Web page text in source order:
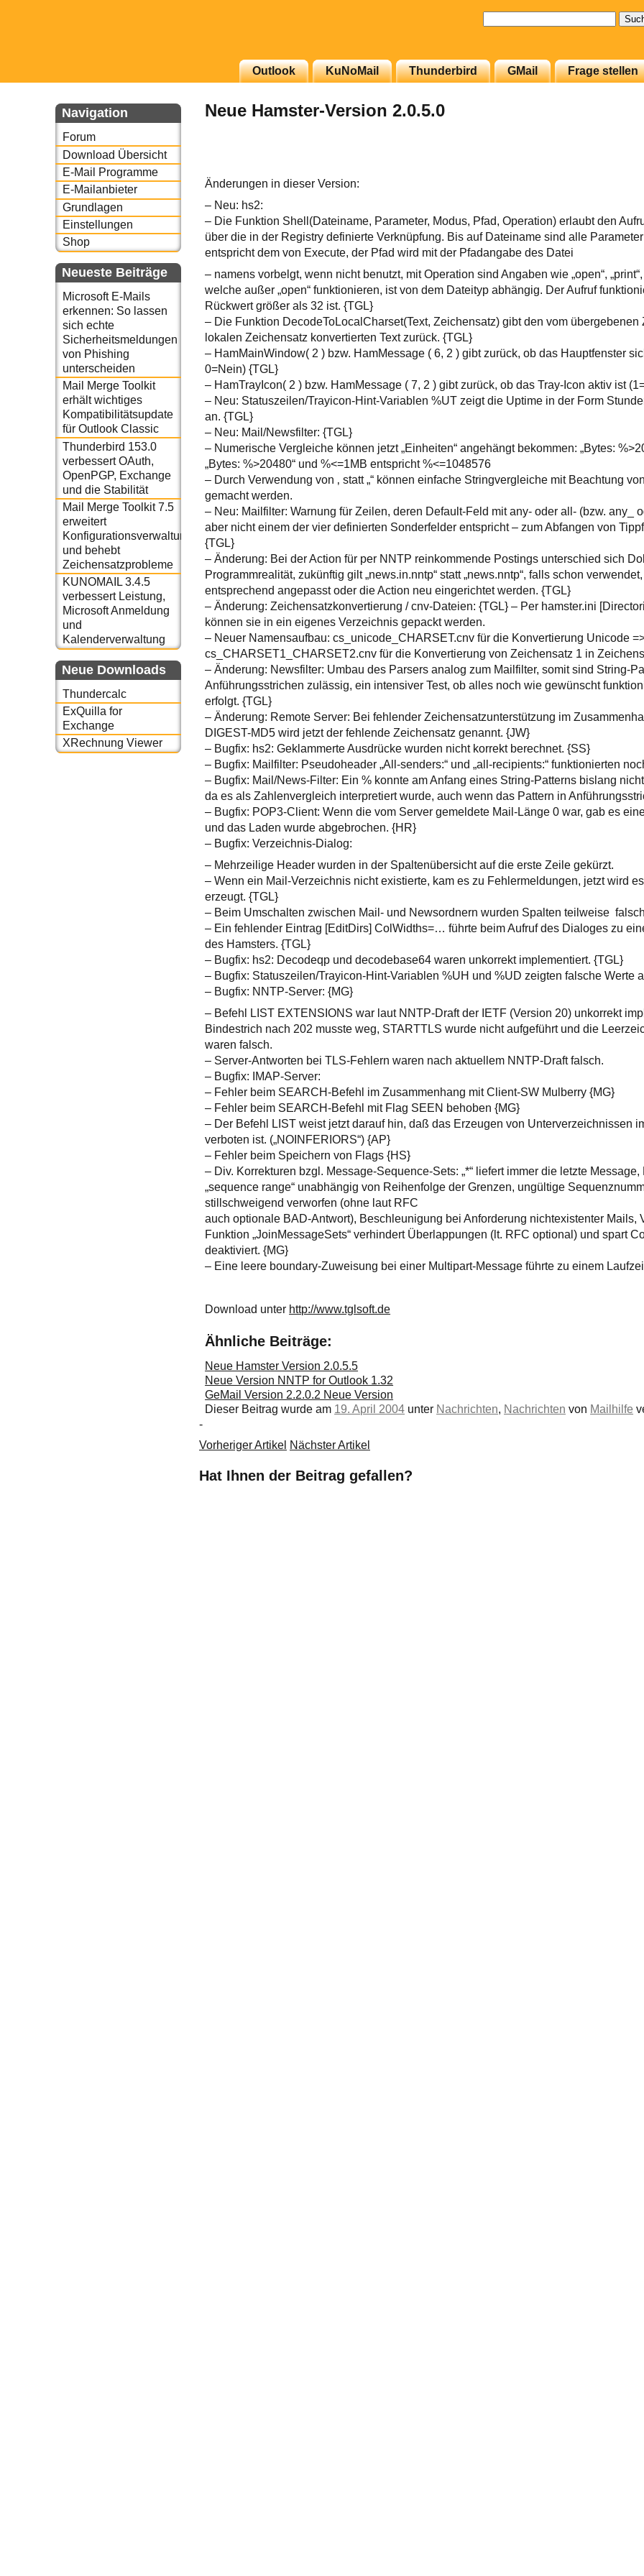
Outlook KuNoMail Thunderbird GMail Frage stellen
Navigation
Forum
Download Übersicht
E-Mail Programme
E-Mailanbieter
Grundlagen
Einstellungen
Shop
Neueste Beiträge
Microsoft E-Mails
erkennen: So lassen
sich echte
Sicherheitsmeldungen
von Phishing
unterscheiden
Mail Merge Toolkit
erhält wichtiges
Kompatibilitätsupdate
für Outlook Classic
Thunderbird 153.0
verbessert OAuth,
OpenPGP, Exchange
und die Stabilität
Mail Merge Toolkit 7.5
erweitert
Konfigurationsverwaltung
und behebt
Zeichensatzprobleme
KUNOMAIL 3.4.5
verbessert Leistung,
Microsoft Anmeldung
und
Kalenderverwaltung
Neue Downloads
Thundercalc
ExQuilla for
Exchange
XRechnung Viewer
Neue Hamster-Version 2.0.5.0
Änderungen in dieser Version:
– Neu: hs2:
– Die Funktion Shell(Dateiname, Parameter, Modus, Pfad, Operation) erlaubt den
über die in der Registry definierte Verknüpfung. Bis auf Dateiname sind alle
entspricht dem von Execute, der Pfad wird mit der Pfadangabe des Datei
– namens vorbelgt, wenn nicht benutzt, mit Operation sind Angaben wie „open“, „print“,
welche außer „open“ funktionieren, ist von dem Dateityp abhängig. Der Aufruf
Rückwert größer als 32 ist. {TGL}
– Die Funktion DecodeToLocalCharset(Text, Zeichensatz) gibt den vom übergebenen
lokalen Zeichensatz konvertierten Text zurück. {TGL}
– HamMainWindow( 2 ) bzw. HamMessage ( 6, 2 ) gibt zurück, ob das Hauptfenster
0=Nein) {TGL}
– HamTrayIcon( 2 ) bzw. HamMessage ( 7, 2 ) gibt zurück, ob das Tray-Icon aktiv ist
– Neu: Statuszeilen/Trayicon-Hint-Variablen %UT zeigt die Uptime in der Form
an. {TGL}
– Neu: Mail/Newsfilter: {TGL}
– Numerische Vergleiche können jetzt „Einheiten“ angehängt bekommen: „Bytes:
„Bytes: %>20480“ und %<=1MB entspricht %<=1048576
– Durch Verwendung von ‚ statt „“ können einfache Stringvergleiche mit Beachtung
gemacht werden.
– Neu: Mailfilter: Warnung für Zeilen, deren Default-Feld mit any- oder all- (bzw. any_
aber nicht einem der vier definierten Sonderfelder entspricht – zum Abfangen von
{TGL}
– Änderung: Bei der Action für per NNTP reinkommende Postings unterschied sich
Programmrealität, zukünftig gilt „news.in.nntp“ statt „news.nntp“, falls schon
entsprechend angepasst oder die Action neu eingerichtet werden. {TGL}
– Änderung: Zeichensatzkonvertierung / cnv-Dateien: {TGL} – Per hamster.ini
können sie in ein eigenes Verzeichnis gepackt werden.
– Neuer Namensaufbau: cs_unicode_CHARSET.cnv für die Konvertierung Unicode
cs_CHARSET1_CHARSET2.cnv für die Konvertierung von Zeichensatz 1 in
– Änderung: Newsfilter: Umbau des Parsers analog zum Mailfilter, somit sind String-
Anführungsstrichen zulässig, ein intensiver Test, ob alles noch wie gewünscht
erfolgt. {TGL}
– Änderung: Remote Server: Bei fehlender Zeichensatzunterstützung im
DIGEST-MD5 wird jetzt der fehlende Zeichensatz genannt. {JW}
– Bugfix: hs2: Geklammerte Ausdrücke wurden nicht korrekt berechnet. {SS}
– Bugfix: Mailfilter: Pseudoheader „All-senders:“ und „all-recipients:“ funktionierten
– Bugfix: Mail/News-Filter: Ein % konnte am Anfang eines String-Patterns bislang
da es als Zahlenvergleich interpretiert wurde, auch wenn das Pattern in
– Bugfix: POP3-Client: Wenn die vom Server gemeldete Mail-Länge 0 war, gab es
und das Laden wurde abgebrochen. {HR}
– Bugfix: Verzeichnis-Dialog:
– Mehrzeilige Header wurden in der Spaltenübersicht auf die erste Zeile gekürzt.
– Wenn ein Mail-Verzeichnis nicht existierte, kam es zu Fehlermeldungen, jetzt wird
erzeugt. {TGL}
– Beim Umschalten zwischen Mail- und Newsordnern wurden Spalten teilweise
– Ein fehlender Eintrag [EditDirs] ColWidths=… führte beim Aufruf des Dialoges zu
des Hamsters. {TGL}
– Bugfix: hs2: Decodeqp und decodebase64 waren unkorrekt implementiert. {TGL}
– Bugfix: Statuszeilen/Trayicon-Hint-Variablen %UH und %UD zeigten falsche Werte
– Bugfix: NNTP-Server: {MG}
– Befehl LIST EXTENSIONS war laut NNTP-Draft der IETF (Version 20) unkorrekt
Bindestrich nach 202 musste weg, STARTTLS wurde nicht aufgeführt und die
waren falsch.
– Server-Antworten bei TLS-Fehlern waren nach aktuellem NNTP-Draft falsch.
– Bugfix: IMAP-Server:
– Fehler beim SEARCH-Befehl im Zusammenhang mit Client-SW Mulberry {MG}
– Fehler beim SEARCH-Befehl mit Flag SEEN behoben {MG}
– Der Befehl LIST weist jetzt darauf hin, daß das Erzeugen von Unterverzeichnissen
verboten ist. („NOINFERIORS“) {AP}
– Fehler beim Speichern von Flags {HS}
– Div. Korrekturen bzgl. Message-Sequence-Sets: „*“ liefert immer die letzte Message,
„sequence range“ unabhängig von Reihenfolge der Grenzen, ungültige
stillschweigend verworfen (ohne laut RFC
auch optionale BAD-Antwort), Beschleunigung bei Anforderung nichtexistenter Mails,
Funktion „JoinMessageSets“ verhindert Überlappungen (lt. RFC optional) und spart
deaktiviert. {MG}
– Eine leere boundary-Zuweisung bei einer Multipart-Message führte zu einem
Download unter http://www.tglsoft.de
Ähnliche Beiträge:
Neue Hamster Version 2.0.5.5
Neue Version NNTP for Outlook 1.32
GeMail Version 2.2.0.2 Neue Version
Dieser Beitrag wurde am 19. April 2004 unter Nachrichten, Nachrichten von Mailhilfe
-
Vorheriger Artikel Nächster Artikel
Hat Ihnen der Beitrag gefallen?
oder auch